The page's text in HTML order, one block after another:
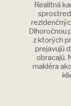
Realitná
Dlhoročnou
z ktorých
prejavujú
obracajú.
makléra